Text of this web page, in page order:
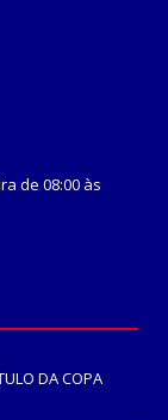
de 08:00 às
DA COPA